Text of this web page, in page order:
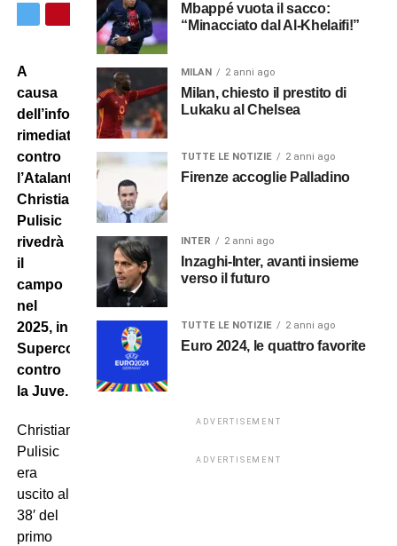
A
causa
dell’infortunio
rimediato
contro
l’Atalanta,
Christian
Pulisic
rivedrà
il
campo
nel
2025, in
Supercoppa
contro
la Juve.
Christian
Pulisic
era
uscito al
38′ del
primo
Mbappé vuota il sacco:
“Minacciato dal Al-Khelaifi!”
MILAN 2 anni ago
Milan, chiesto il prestito di
Lukaku al Chelsea
TUTTE LE NOTIZIE 2 anni ago
Firenze accoglie Palladino
INTER 2 anni ago
Inzaghi-Inter, avanti insieme
verso il futuro
TUTTE LE NOTIZIE 2 anni ago
Euro 2024, le quattro favorite
ADVERTISEMENT
ADVERTISEMENT